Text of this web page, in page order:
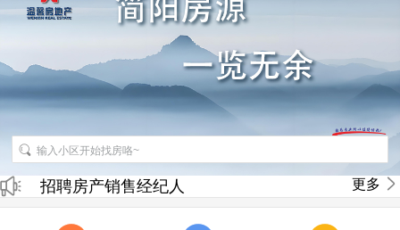
招聘房产销售经纪人 更多